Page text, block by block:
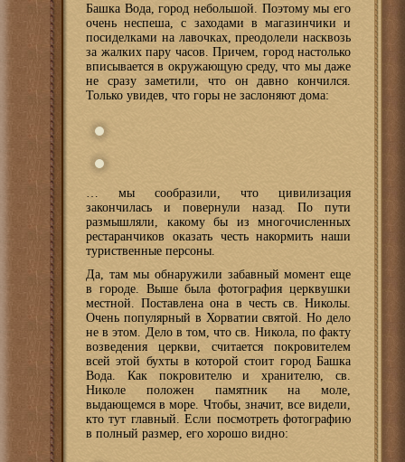
Башка Вода, город небольшой. Поэтому мы его
очень неспеша, с заходами в магазинчики и
посиделками на лавочках, преодолели насквозь
за жалких пару часов. Причем, город настолько
вписывается в окружающую среду, что мы даже
не сразу заметили, что он давно кончился.
Только увидев, что горы не заслоняют дома:
… мы сообразили, что цивилизация
закончилась и повернули назад. По пути
размышляли, какому бы из многочисленных
рестаранчиков оказать честь накормить наши
туриственные персоны.
Да, там мы обнаружили забавный момент еще
в городе. Выше была фотография церквушки
местной. Поставлена она в честь св. Николы.
Очень популярный в Хорватии святой. Но дело
не в этом. Дело в том, что св. Никола, по факту
возведения церкви, считается покровителем
всей этой бухты в которой стоит город Башка
Вода. Как покровителю и хранителю, св.
Николе положен памятник на моле,
выдающемся в море. Чтобы, значит, все видели,
кто тут главный. Если посмотреть фотографию
в полный размер, его хорошо видно: